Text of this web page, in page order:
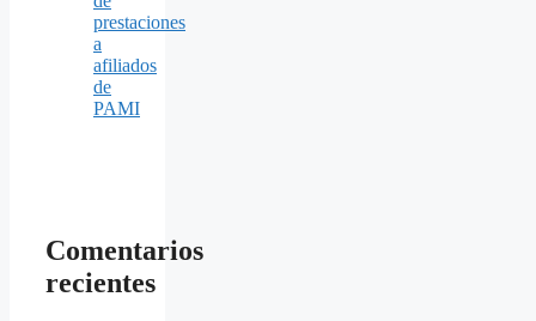
prestaciones
a
afiliados
de
PAMI
Comentarios
recientes